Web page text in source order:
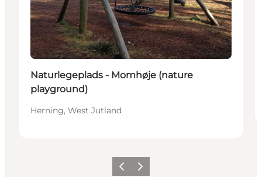
Naturlegeplads - Momhøje (nature
playground)
Herning, West Jutland
PrécédentSuivant